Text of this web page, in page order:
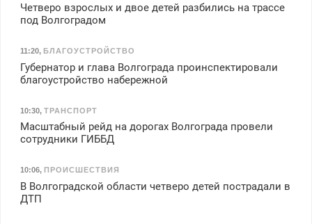
Четверо взрослых и двое детей разбились на трассе
под Волгоградом
11:20, БЛАГОУСТРОЙСТВО
Губернатор и глава Волгограда проинспектировали
благоустройство набережной
10:30, ТРАНСПОРТ
Масштабный рейд на дорогах Волгограда провели
сотрудники ГИББД
10:06, ПРОИСШЕСТВИЯ
В Волгоградской области четверо детей пострадали в
ДТП